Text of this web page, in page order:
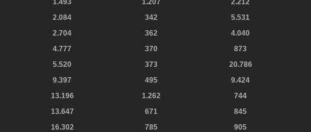
1.493 1.207 2.212
2.084 342 5.531
2.704 362 4.040
4.777 370 873
5.520 373 20.786
9.397 495 9.424
13.196 1.262 744
13.647 671 845
16.302 785 905